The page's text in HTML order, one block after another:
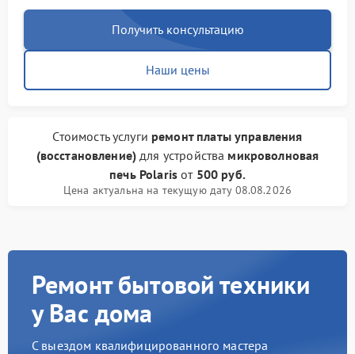
Получить консультацию
Наши цены
Стоимость услуги ремонт платы управления
(восстановление) для устройства микроволновая
печь Polaris от 500 руб.
Цена актуальна на текущую дату 08.08.2026
Ремонт бытовой техники
у Вас дома
С выездом квалифицированного мастера